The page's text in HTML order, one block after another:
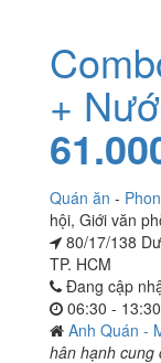
+
Quán ăn -
hội, Giới văn
80/17/138
TP. HCM
Đang cập
06:30 -
Anh Quán -
hân hạnh cung